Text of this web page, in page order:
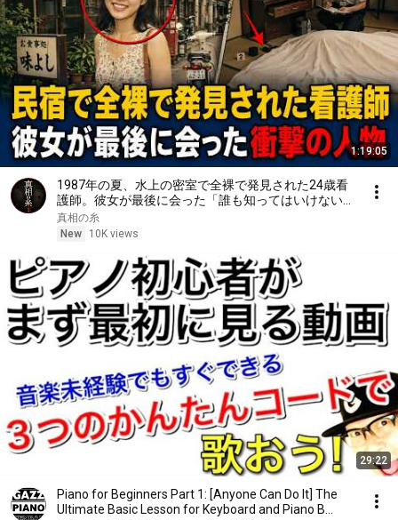
1:19:05
1987年の夏、水上の密室で全裸で発見された24歳看
護師。彼女が最後に会った「誰も知ってはいけない」
衝撃の人物
真相の糸
New
10K views
29:22
Piano for Beginners Part 1: [Anyone Can Do It] The
Ultimate Basic Lesson for Keyboard and Piano B...